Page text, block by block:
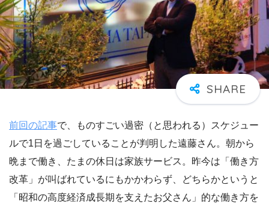
前回の記事で、ものすごい過密（と思われる）スケジュー
ルで1日を過ごしていることが判明した遠藤さん。朝から
晩まで働き、たまの休日は家族サービス。昨今は「働き方
改革」が叫ばれているにもかかわらず、どちらかというと
「昭和の高度経済成長期を支えたお父さん」的な働き方を